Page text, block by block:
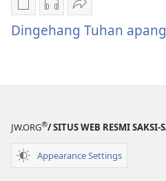
Pilian
ngunduh
publikasi
Terus
Idup
Pilihan
unduhan
rekaman
Terus
Idup
Bagiang
Dingehang
Dingehang Tuhan
JW.ORG®/ SITUS WEB RESMI SAKSI-
Appearance Settings